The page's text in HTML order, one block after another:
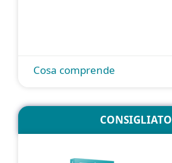
Cosa comprende
CONSIGLIATO